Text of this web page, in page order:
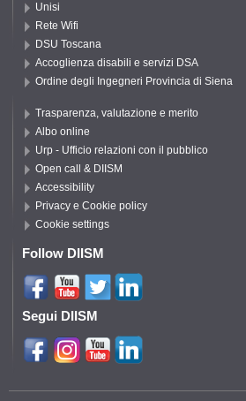
Unisi
Rete Wifi
DSU Toscana
Accoglienza disabili e servizi DSA
Ordine degli Ingegneri Provincia di Siena
Trasparenza, valutazione e merito
Albo online
Urp - Ufficio relazioni con il pubblico
Open call & DIISM
Accessibility
Privacy e Cookie policy
Cookie settings
Follow DIISM
Segui DIISM